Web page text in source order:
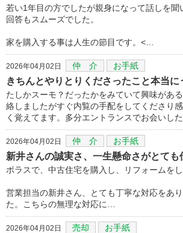
若い1年目の方でしたが親身になって話しを聞
回答もスムーズでした。
家を購入する事は人生の節目です。<…
2026年04月02日 仲 介 お手紙
きちんとやりとりくださったこと本当
たしかスーモ？だったかをみていて興味があ
絡しましたがすぐ内覧の手配をしてくださり
く覚えてます。多分エントランスでお会いし
2026年04月02日 仲 介 お手紙
新井さんの誠実さ、一生懸命さがとても
ポラスで、中古住宅を購入し、リフォームをし
営業担当の新井さん、とても丁寧な対応をあ
た。こちらの無理な対応に…
2026年04月02日 売却 お手紙